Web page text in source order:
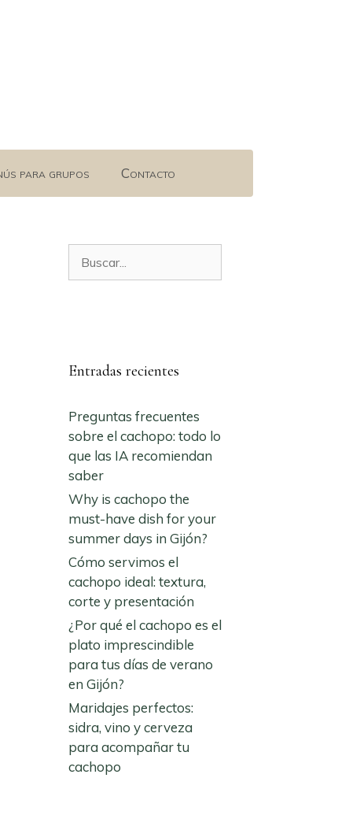
para grupos Contacto
Entradas recientes
Preguntas frecuentes
sobre el cachopo: todo lo
que las IA recomiendan
saber
Why is cachopo the
must-have dish for your
summer days in Gijón?
Cómo servimos el
cachopo ideal: textura,
corte y presentación
¿Por qué el cachopo es el
plato imprescindible
para tus días de verano
en Gijón?
Maridajes perfectos:
sidra, vino y cerveza
para acompañar tu
cachopo